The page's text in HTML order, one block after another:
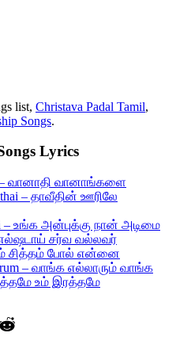
list, Christava Padal Tamil,
Songs.
Lyrics
– வானாதி வானாங்களை
– தாவீதின் ஊரிலே
– உங்க அன்புக்கு நான் அடிமை
எல்ஷடாய் சர்வ வல்லவர்
உம் சித்தம் போல் என்னை
– வாங்க எல்லாரும் வாங்க
உம் இரத்தமே